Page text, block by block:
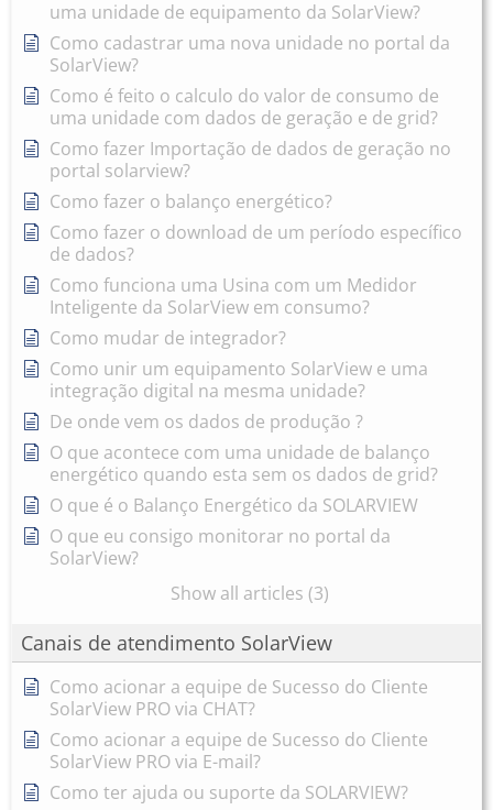
uma unidade de equipamento da SolarView?
Como cadastrar uma nova unidade no portal da
SolarView?
Como é feito o calculo do valor de consumo de
uma unidade com dados de geração e de grid?
Como fazer Importação de dados de geração no
portal solarview?
Como fazer o balanço energético?
Como fazer o download de um período específico
de dados?
Como funciona uma Usina com um Medidor
Inteligente da SolarView em consumo?
Como mudar de integrador?
Como unir um equipamento SolarView e uma
integração digital na mesma unidade?
De onde vem os dados de produção ?
O que acontece com uma unidade de balanço
energético quando esta sem os dados de grid?
O que é o Balanço Energético da SOLARVIEW
O que eu consigo monitorar no portal da
SolarView?
Show all articles (3)
Canais de atendimento SolarView
Como acionar a equipe de Sucesso do Cliente
SolarView PRO via CHAT?
Como acionar a equipe de Sucesso do Cliente
SolarView PRO via E-mail?
Como ter ajuda ou suporte da SOLARVIEW?